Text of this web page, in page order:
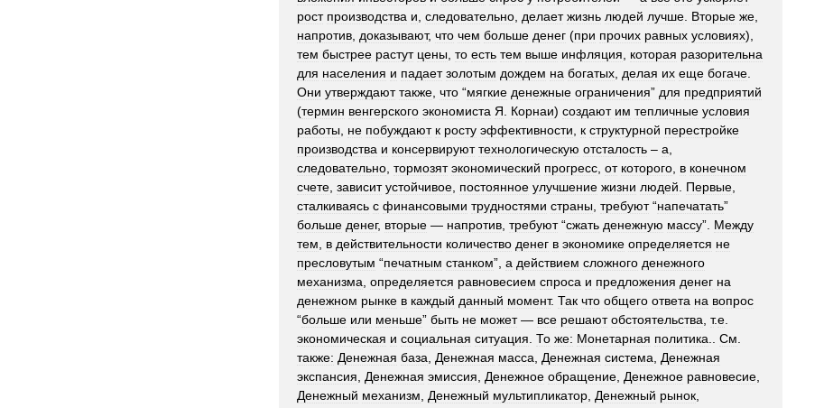
рост производства и следовательно делает жизнь людей лучше Вторые же
напротив доказывают, что чем больше денег (при прочих равных условиях),
тем быстрее растут цены то есть тем выше инфляция которая разорительна
для населения и падает золотым дождем на богатых делая их еще богаче
Они утверждают также что “мягкие денежные ограничения” для предприятий
(термин венгерского экономиста Я Корнаи) создают им тепличные условия
работы
не побуждают к росту эффективности к структурной перестройке
производства и консервируют технологическую отсталость – а
следовательно тормозят экономический прогресс от которого в конечном
счете зависит устойчивое постоянное улучшение жизни людей Первые
сталкиваясь с финансовыми трудностями страны требуют“напечатать”
больше денег, вторые — напротив требуют“сжать денежную массу”. Между
тем
в действительности количество денег в экономике определяется не
пресловутым “печатным станком”, а действием сложного денежного
механизма определяется равновесием спроса и предложения денег на
денежном рынке в каждый данный момент. Так что общего ответа на вопрос
“больше или меньше” быть не может— все решают обстоятельства т.е
экономическая и социальная ситуация То же: Монетарная политика См
также: Денежная база Денежная масса Денежная система
Денежная
экспансия
Денежная эмиссия Денежное обращение Денежное равновесие
Денежный механизм Денежный мультипликатор Денежный рынок